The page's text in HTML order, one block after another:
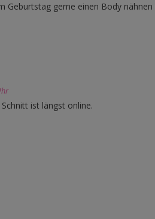
Geburtstag gerne einen Body
ist längst online.